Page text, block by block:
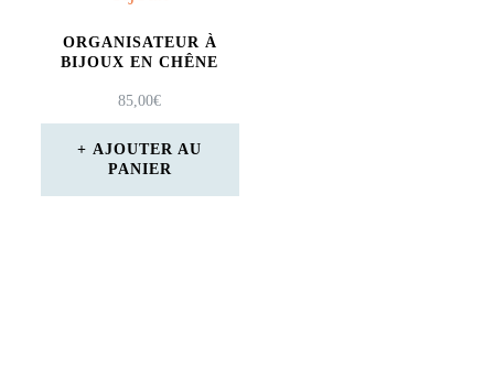
ORGANISATEUR À
BIJOUX EN CHÊNE
85,00€
AJOUTER AU
PANIER